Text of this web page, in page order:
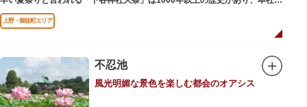
輿の渡御を行う「本祭り」と、町会神輿の渡御だけの「陰祭り」が隔年に行
われています。
本殿には、日本を代表する画家 横山大観による「龍」の天井絵が掲げられて
「句碑」や、初代・三笑亭可楽の寄席が境内で初めて開かれたという「寄席
発祥之地」の石碑などの見どころも。
オリジナルの朱印帳の販売や、月や日によって限定の御朱印頒布も行ってい
ます。
上野・御徒町エリア
不忍池
風光明媚な景色を楽しむ都会のオアシス